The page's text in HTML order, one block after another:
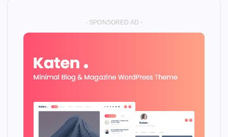
- SPONSORED AD -